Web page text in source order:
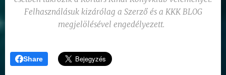
Felhasználásuk kizárólag a Szerző és a KKK BLOG
megjelölésével engedélyezett.
Share